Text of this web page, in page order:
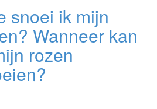
snoei ik mijn
Wanneer kan
rozen